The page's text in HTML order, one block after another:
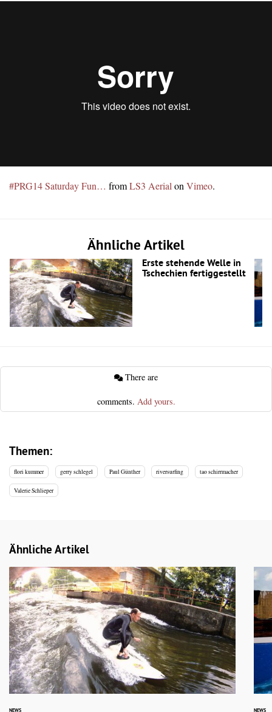
#PRG14 Saturday Fun… fromLS3 AerialonVimeo.
Ähnliche Artikel
Erste stehende Welle in
Tschechien fertiggestellt
comments. Add yours.
Themen:
flori kummer gerry schlegel Paul Günther riversurfing tao schirrmacher
Valerie Schlieper
Ähnliche Artikel
NEWS NEWS